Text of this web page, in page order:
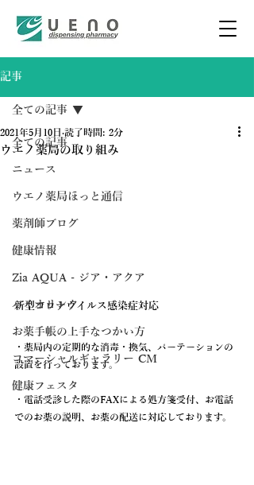
記事
全ての記事
ニュース
ウエノ薬局ほっと通信
薬剤師ブログ
健康情報
Zia AQUA - ジア・アクア
バイオリンク
お薬手帳の上手なつかい方
コマーシャルギャラリー CM
健康フェスタ
全ての記事
ウエノ薬局の取り組み
2021年5月10日 読了時間: 2分
新型コロナウイルス感染症対応
・薬局内の定期的な消毒・換気、パーテーションの
設置を行っております。
・電話受診した際のFAXによる処方箋受付、お電話
でのお薬の説明、お薬の配送に対応しております。